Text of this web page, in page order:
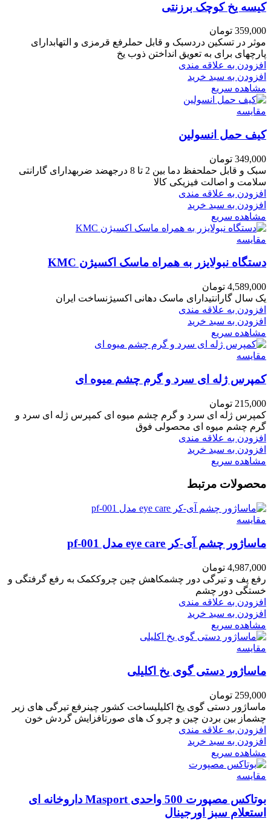
کیسه یخ کوچک برزنتی
359,000 تومان
موثر در تسکین دردسبک و قابل حملرفع قرمزی و التهابدارای
پارچهای برای به تعویق انداختن ذوب یخ
افزودن به علاقه مندی
افزودن به سبد خرید
مشاهده سریع
مقایسه
کیف حمل انسولین
349,000 تومان
سبک و قابل حملحفظ دما بین 2 تا 8 درجهضد ضربهدارای گارانتی
سلامت و اصالت فیزیکی کالا
افزودن به علاقه مندی
افزودن به سبد خرید
مشاهده سریع
مقایسه
دستگاه نبولایزر به همراه ماسک اکسیژن KMC
4,589,000 تومان
یک سال گارانتیدارای ماسک دهانی اکسیژنساخت ایران
افزودن به علاقه مندی
افزودن به سبد خرید
مشاهده سریع
مقایسه
کمپرس ژله ای سرد و گرم چشم میوه ای
215,000 تومان
کمپرس ژله ای سرد و گرم چشم میوه ای کمپرس ژله ای سرد و
گرم چشم میوه ای محصولی فوق
افزودن به علاقه مندی
افزودن به سبد خرید
مشاهده سریع
محصولات مرتبط
مقایسه
ماساژور چشم آی-کر eye care مدل pf-001
4,987,000 تومان
رفع پف و تیرگی دور چشمکاهش چین چروککمک به رفع گرفتگی و
خستگی دور چشم
افزودن به علاقه مندی
افزودن به سبد خرید
مشاهده سریع
مقایسه
ماساژور دستی گوی یخ اکلیلی
259,000 تومان
ماساژور دستی گوی یخ اکلیلیساخت کشور چینرفع تیرگی های زیر
چشماز بین بردن چین و چرو ک های صورتافزایش گردش خون
افزودن به علاقه مندی
افزودن به سبد خرید
مشاهده سریع
مقایسه
بوتاکس مصپورت 500 واحدی Masport داروخانه ای
استعلام سبز اورجینال